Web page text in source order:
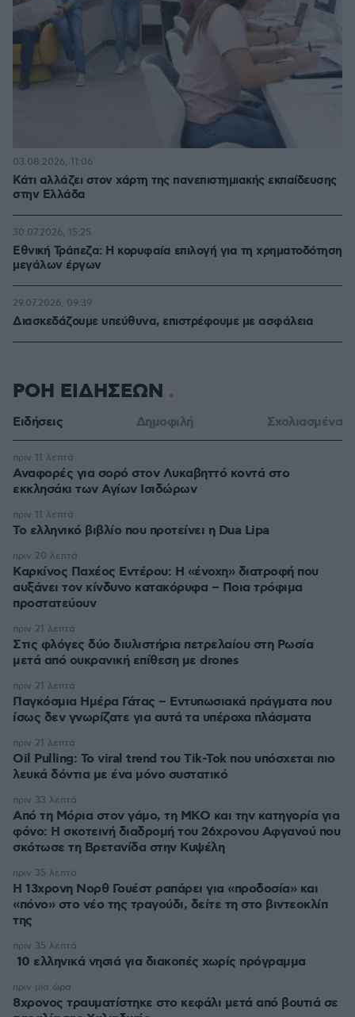
Κάτι αλλάζει στον χάρτη της πανεπιστημιακής εκπαίδευσης
στην Ελλάδα
03.08.2026, 11:06
Εθνική Τράπεζα: Η κορυφαία επιλογή για τη χρηματοδότηση
μεγάλων έργων
30.07.2026, 15:25
Διασκεδάζουμε υπεύθυνα, επιστρέφουμε με ασφάλεια
29.07.2026, 09:39
ΡΟΗ ΕΙΔΗΣΕΩΝ
Ειδήσεις Δημοφιλή Σχολιασμένα
Αναφορές για σορό στον Λυκαβηττό κοντά στο
εκκλησάκι των Αγίων Ισιδώρων
πριν 11 λεπτά
Το ελληνικό βιβλίο που προτείνει η Dua Lipa
πριν 11 λεπτά
Καρκίνος Παχέος Εντέρου: Η «ένοχη» διατροφή που
αυξάνει τον κίνδυνο κατακόρυφα – Ποια τρόφιμα
προστατεύουν
πριν 20 λεπτά
Στις φλόγες δύο διυλιστήρια πετρελαίου στη Ρωσία
μετά από ουκρανική επίθεση με drones
πριν 21 λεπτά
Παγκόσμια Ημέρα Γάτας – Εντυπωσιακά πράγματα που
ίσως δεν γνωρίζατε για αυτά τα υπέροχα πλάσματα
πριν 21 λεπτά
Oil Pulling: To viral trend του Tik-Tok που υπόσχεται πιο
λευκά δόντια με ένα μόνο συστατικό
πριν 21 λεπτά
Από τη Μόρια στον γάμο, τη ΜΚΟ και την κατηγορία για
φόνο: Η σκοτεινή διαδρομή του 26χρονου Αφγανού που
σκότωσε τη Βρετανίδα στην Κυψέλη
πριν 33 λεπτά
Η 13χρονη Νορθ Γουέστ ραπάρει για «προδοσία» και
«πόνο» στο νέο της τραγούδι, δείτε τη στο βιντεοκλίπ
της
πριν 35 λεπτά
10 ελληνικά νησιά για διακοπές χωρίς πρόγραμμα
πριν 35 λεπτά
8χρονος τραυματίστηκε στο κεφάλι μετά από βουτιά σε
πριν μία ώρα